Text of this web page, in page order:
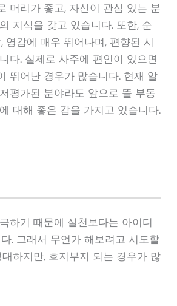
머리가 좋고, 자신이 관심 있는 분
지식을 갖고 있습니다. 또한, 순
영감에 매우 뛰어나며, 편향된 시
다. 실제로 사주에 편인이 있으면
뛰어난 경우가 많습니다. 현재 알
평가된 분야라도 앞으로 뜰 부동
대해 좋은 감을 가지고 있습니다.
하기 때문에 실천보다는 아이디
. 그래서 무언가 해보려고 시도할
하지만, 흐지부지 되는 경우가 많